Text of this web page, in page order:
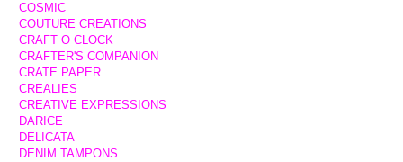
COSMIC
COUTURE CREATIONS
CRAFT O CLOCK
CRAFTER'S COMPANION
CRATE PAPER
CREALIES
CREATIVE EXPRESSIONS
DARICE
DELICATA
DENIM TAMPONS